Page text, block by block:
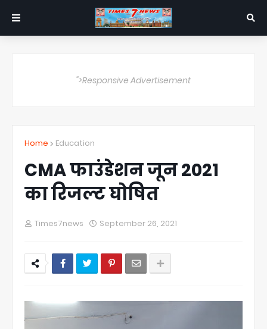
">Responsive Advertisement
Home Education
CMA फाउंडेशन जून 2021
का रिजल्ट घोषित
Times7news September 26, 2021